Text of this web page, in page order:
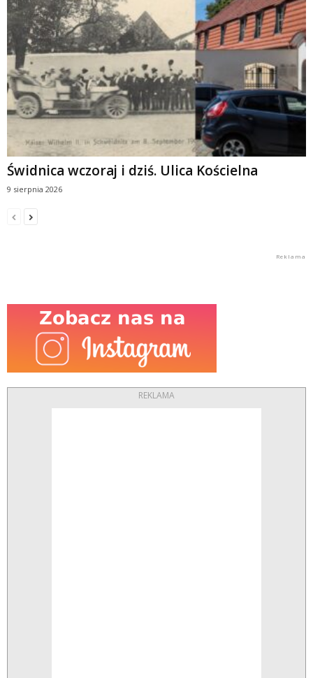
Świdnica wczoraj i dziś. Ulica Kościelna
9 sierpnia 2026
REKLAMA